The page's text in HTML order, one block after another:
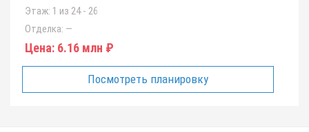
Этаж: 1 из 24 - 26
Отделка: —
Цена: 6.16 млн ₽
Посмотреть планировку